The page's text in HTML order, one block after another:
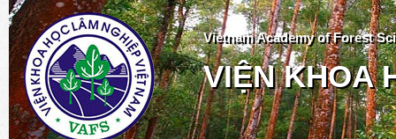
Vietnam Academy of Forest
VIỆN KHOA